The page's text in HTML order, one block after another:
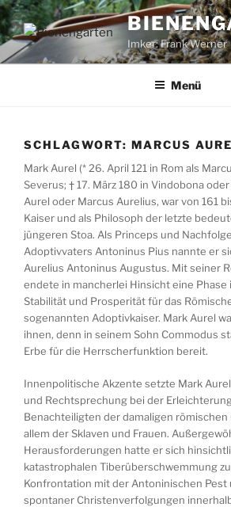
Zum
Inhalt
springen
Imker: Frank Werner
Menü
SCHLAGWORT: MARCUS
Mark Aurel (* 26. April 121 in Rom als
Severus; † 17. März 180 in Vindobona
Aurel oder Marcus Aurelius, war von 161
Kaiser und als Philosoph der letzte
jüngeren Stoa. Als Princeps und
Adoptivvaters Antoninus Pius nannte er
Aurelius Antoninus Augustus. Mit seiner
endete in mancherlei Hinsicht eine
Stabilität und Prosperität für das
sogenannten Adoptivkaiser. Mark Aurel
ihnen, denn in seinem Sohn Commodus
Erbe für die Herrscherfunktion bereit.
Innenpolitische Akzente setzte Mark
und Rechtsprechung bei der
Benachteiligten der damaligen
allem der Sklaven und Frauen.
Herausforderungen hatte er sich
katastrophalen Tiberüberschwemmung
Konfrontation mit der Antoninischen Pest
spontaner Christenverfolgungen